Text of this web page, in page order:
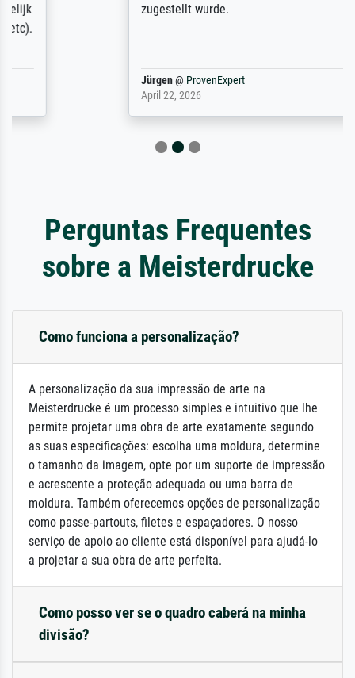
zugestellt wurde.
ProvenExpert
Perguntas Frequentes
sobre a Meisterdrucke
Como funciona a personalização?
A personalização da sua impressão de arte na
Meisterdrucke é um processo simples e intuitivo que lhe
permite projetar uma obra de arte exatamente segundo
as suas especificações: escolha uma moldura, determine
o tamanho da imagem, opte por um suporte de impressão
e acrescente a proteção adequada ou uma barra de
moldura. Também oferecemos opções de personalização
como passe-partouts, filetes e espaçadores. O nosso
serviço de apoio ao cliente está disponível para ajudá-lo
a projetar a sua obra de arte perfeita.
Como posso ver se o quadro caberá na minha
divisão?